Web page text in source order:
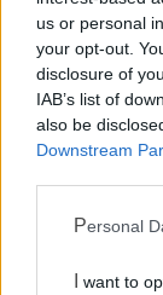
us or personal
your opt-out.
disclosure of
IAB’s list of
also be
Downstream
Personal
Mondo